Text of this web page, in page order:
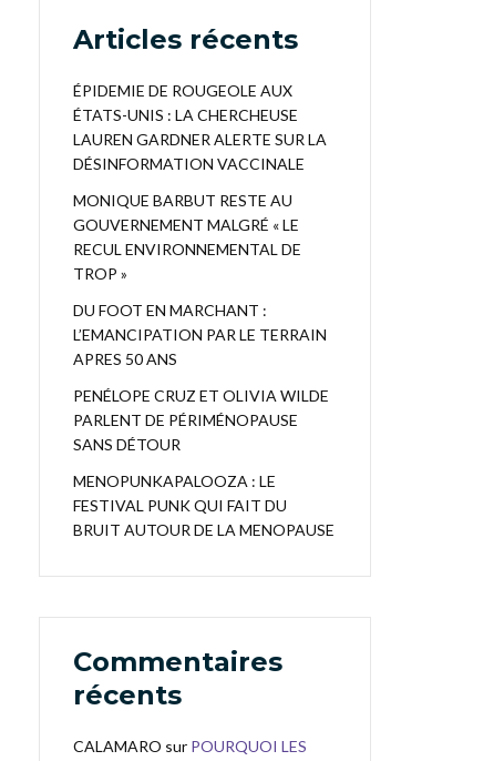
Articles récents
ÉPIDEMIE DE ROUGEOLE AUX
ÉTATS-UNIS : LA CHERCHEUSE
LAUREN GARDNER ALERTE SUR LA
DÉSINFORMATION VACCINALE
MONIQUE BARBUT RESTE AU
GOUVERNEMENT MALGRÉ « LE
RECUL ENVIRONNEMENTAL DE
TROP »
DU FOOT EN MARCHANT :
L’EMANCIPATION PAR LE TERRAIN
APRES 50 ANS
PENÉLOPE CRUZ ET OLIVIA WILDE
PARLENT DE PÉRIMÉNOPAUSE
SANS DÉTOUR
MENOPUNKAPALOOZA : LE
FESTIVAL PUNK QUI FAIT DU
BRUIT AUTOUR DE LA MENOPAUSE
Commentaires
récents
CALAMARO sur POURQUOI LES